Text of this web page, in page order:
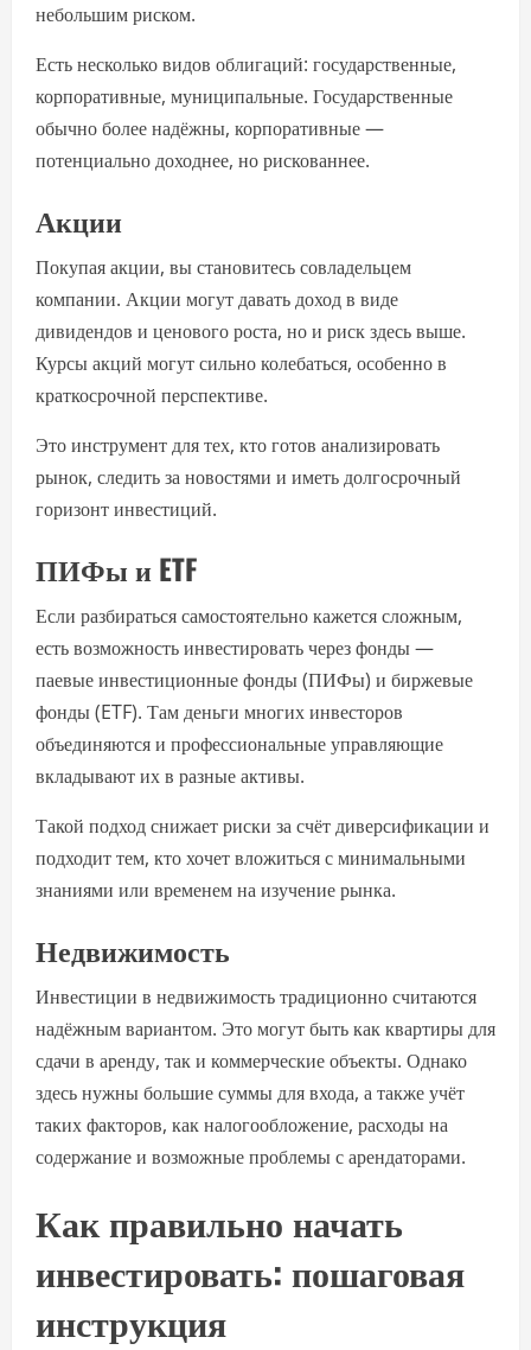
небольшим риском.
Есть несколько видов облигаций: государственные,
корпоративные, муниципальные. Государственные
обычно более надёжны, корпоративные —
потенциально доходнее, но рискованнее.
Акции
Покупая акции, вы становитесь совладельцем
компании. Акции могут давать доход в виде
дивидендов и ценового роста, но и риск здесь выше.
Курсы акций могут сильно колебаться, особенно в
краткосрочной перспективе.
Это инструмент для тех, кто готов анализировать
рынок, следить за новостями и иметь долгосрочный
горизонт инвестиций.
ПИФы и ETF
Если разбираться самостоятельно кажется сложным,
есть возможность инвестировать через фонды —
паевые инвестиционные фонды (ПИФы) и биржевые
фонды (ETF). Там деньги многих инвесторов
объединяются и профессиональные управляющие
вкладывают их в разные активы.
Такой подход снижает риски за счёт диверсификации и
подходит тем, кто хочет вложиться с минимальными
знаниями или временем на изучение рынка.
Недвижимость
Инвестиции в недвижимость традиционно считаются
надёжным вариантом. Это могут быть как квартиры для
сдачи в аренду, так и коммерческие объекты. Однако
здесь нужны большие суммы для входа, а также учёт
таких факторов, как налогообложение, расходы на
содержание и возможные проблемы с арендаторами.
Как правильно начать
инвестировать: пошаговая
инструкция